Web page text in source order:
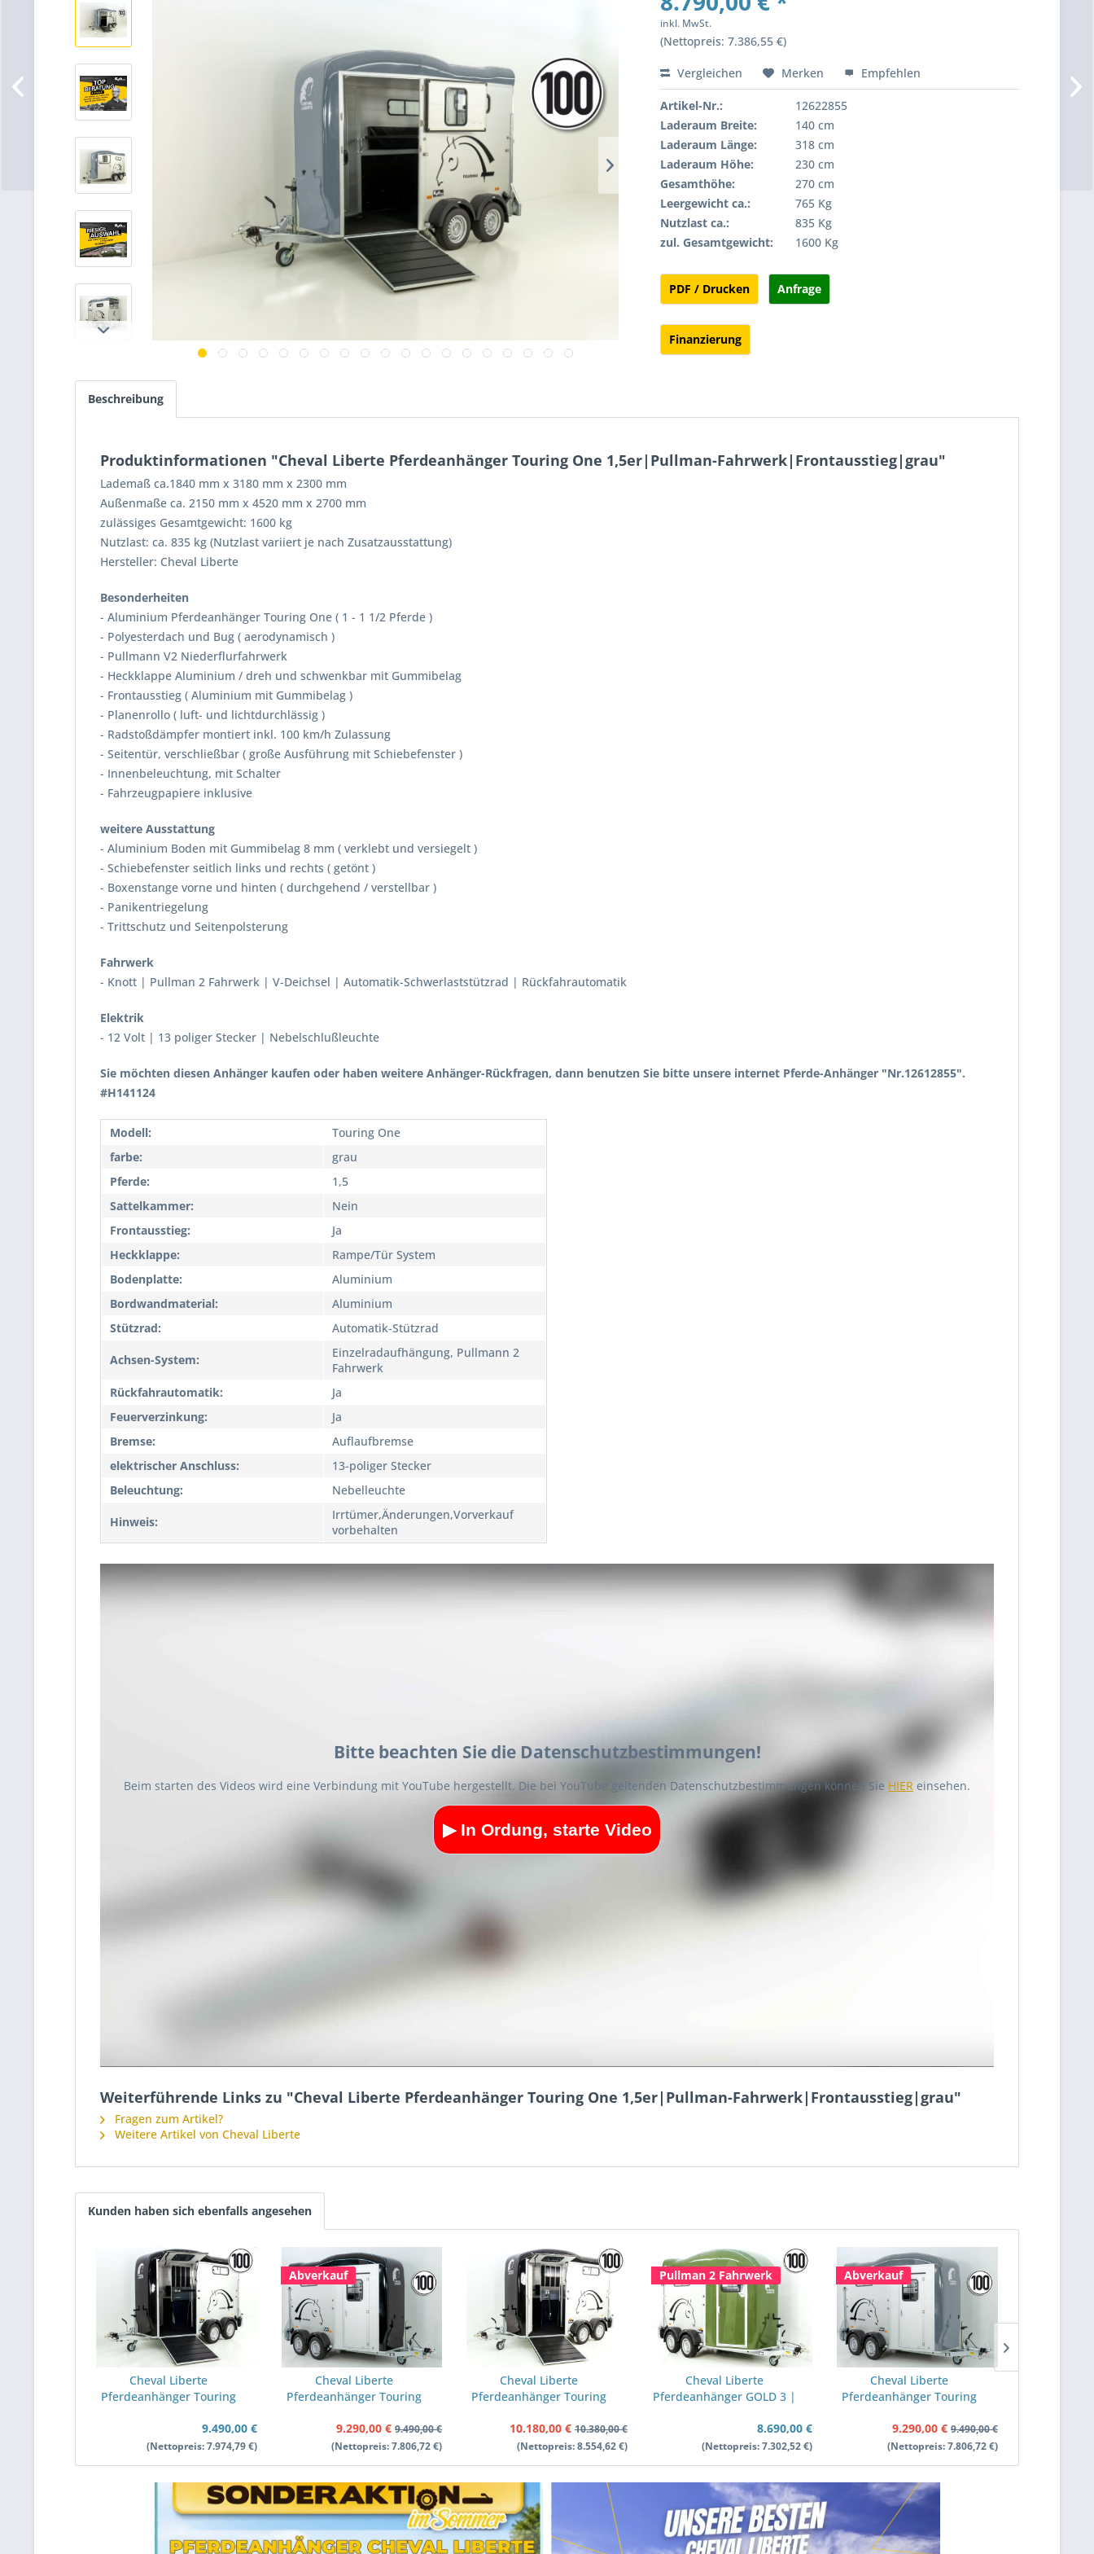
inkl. MwSt.
(Nettopreis: 7.386,55 €)
Vergleichen Merken Empfehlen
Artikel-Nr.:
12622855
Laderaum Breite:
140 cm
Laderaum Länge:
318 cm
Laderaum Höhe:
230 cm
Gesamthöhe:
270 cm
Leergewicht ca.:
765 Kg
Nutzlast ca.:
835 Kg
zul. Gesamtgewicht:
1600 Kg
PDF / Drucken Anfrage
Finanzierung
Beschreibung
Produktinformationen "Cheval Liberte Pferdeanhänger Touring One 1,5er|Pullman-Fahrwerk|Frontausstieg|grau"
Lademaß ca.1840 mm x 3180 mm x 2300 mm
Außenmaße ca. 2150 mm x 4520 mm x 2700 mm
zulässiges Gesamtgewicht: 1600 kg
Nutzlast: ca. 835 kg (Nutzlast variiert je nach Zusatzausstattung)
Hersteller: Cheval Liberte
Besonderheiten
- Aluminium Pferdeanhänger Touring One ( 1 - 1 1/2 Pferde )
- Polyesterdach und Bug ( aerodynamisch )
- Pullmann V2 Niederflurfahrwerk
- Heckklappe Aluminium / dreh und schwenkbar mit Gummibelag
- Frontausstieg ( Aluminium mit Gummibelag )
- Planenrollo ( luft- und lichtdurchlässig )
- Radstoßdämpfer montiert inkl. 100 km/h Zulassung
- Seitentür, verschließbar ( große Ausführung mit Schiebefenster )
- Innenbeleuchtung, mit Schalter
- Fahrzeugpapiere inklusive
weitere Ausstattung
- Aluminium Boden mit Gummibelag 8 mm ( verklebt und versiegelt )
- Schiebefenster seitlich links und rechts ( getönt )
- Boxenstange vorne und hinten ( durchgehend / verstellbar )
- Panikentriegelung
- Trittschutz und Seitenpolsterung
Fahrwerk
- Knott | Pullman 2 Fahrwerk | V-Deichsel | Automatik-Schwerlaststützrad | Rückfahrautomatik
Elektrik
- 12 Volt | 13 poliger Stecker | Nebelschlußleuchte
Sie möchten diesen Anhänger kaufen oder haben weitere Anhänger-Rückfragen, dann benutzen Sie bitte unsere internet Pferde-Anhänger "Nr.12612855".
#H141124
Modell:
Touring One
farbe:
grau
Pferde:
1,5
Sattelkammer:
Nein
Frontausstieg:
Ja
Heckklappe:
Rampe/Tür System
Bodenplatte:
Aluminium
Bordwandmaterial:
Aluminium
Stützrad:
Automatik-Stützrad
Achsen-System:
Einzelradaufhängung, Pullmann 2
Fahrwerk
Rückfahrautomatik:
Ja
Feuerverzinkung:
Ja
Bremse:
Auflaufbremse
elektrischer Anschluss:
13-poliger Stecker
Beleuchtung:
Nebelleuchte
Hinweis:
Irrtümer,Änderungen,Vorverkauf
vorbehalten
Weiterführende Links zu "Cheval Liberte Pferdeanhänger Touring One 1,5er|Pullman-Fahrwerk|Frontausstieg|grau"
Fragen zum Artikel?
Weitere Artikel von Cheval Liberte
Kunden haben sich ebenfalls angesehen
Cheval Liberte
Pferdeanhänger Touring
Fahrwerk | Frontausstieg
| schwarz
9.490,00 €
(Nettopreis: 7.974,79 €)
Abverkauf
Cheval Liberte
Pferdeanhänger Touring
Fahrwerk | Sattelkammer
| schwarz
9.290,00 € 9.490,00 €
(Nettopreis: 7.806,72 €)
Cheval Liberte
Pferdeanhänger Touring
Frontausstieg | schwarz
10.180,00 € 10.380,00 €
(Nettopreis: 8.554,62 €)
Pullman 2 Fahrwerk
Cheval Liberte
Pferdeanhänger GOLD 3 |
Sattelkammer | olivgrün
8.690,00 €
(Nettopreis: 7.302,52 €)
Abverkauf
Cheval Liberte
Pferdeanhänger Touring
Fahrwerk | Sattelkammer
| grau
9.290,00 € 9.490,00 €
(Nettopreis: 7.806,72 €)